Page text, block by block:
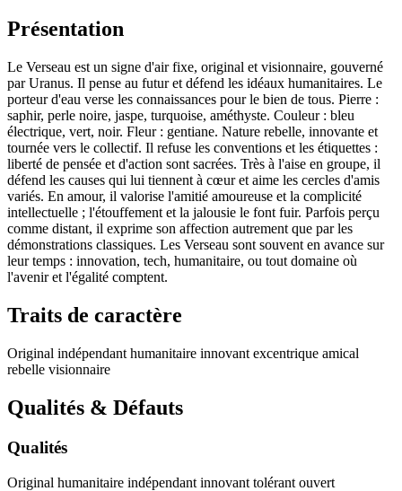
Présentation
Le Verseau est un signe d'air fixe, original et visionnaire, gouverné
par Uranus. Il pense au futur et défend les idéaux humanitaires. Le
porteur d'eau verse les connaissances pour le bien de tous. Pierre :
saphir, perle noire, jaspe, turquoise, améthyste. Couleur : bleu
électrique, vert, noir. Fleur : gentiane. Nature rebelle, innovante et
tournée vers le collectif. Il refuse les conventions et les étiquettes :
liberté de pensée et d'action sont sacrées. Très à l'aise en groupe, il
défend les causes qui lui tiennent à cœur et aime les cercles d'amis
variés. En amour, il valorise l'amitié amoureuse et la complicité
intellectuelle ; l'étouffement et la jalousie le font fuir. Parfois perçu
comme distant, il exprime son affection autrement que par les
démonstrations classiques. Les Verseau sont souvent en avance sur
leur temps : innovation, tech, humanitaire, ou tout domaine où
l'avenir et l'égalité comptent.
Traits de caractère
Original indépendant humanitaire innovant excentrique amical
rebelle visionnaire
Qualités & Défauts
Qualités
Original humanitaire indépendant innovant tolérant ouvert